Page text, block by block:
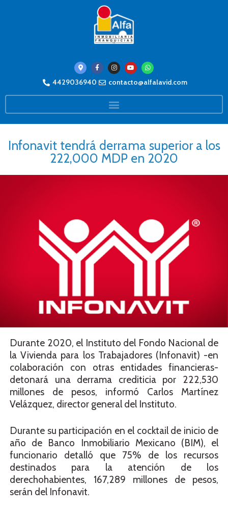
4429036940 contacto@alfalavid.com
Infonavit tendrá derrama superior a los
222,000 MDP en 2020
Durante 2020, el Instituto del Fondo Nacional de
la Vivienda para los Trabajadores (Infonavit) -en
colaboración con otras entidades financieras-
detonará una derrama crediticia por 222,530
millones de pesos, informó Carlos Martínez
Velázquez, director general del Instituto.
Durante su participación en el cocktail de inicio de
año de Banco Inmobiliario Mexicano (BIM), el
funcionario detalló que 75% de los recursos
destinados para la atención de los
derechohabientes, 167,289 millones de pesos,
serán del Infonavit.